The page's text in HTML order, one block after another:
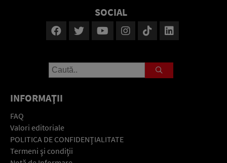
SOCIAL
INFORMAŢII
FAQ
Valori editoriale
POLITICA DE CONFIDENŢIALITATE
Termeni şi condiţii